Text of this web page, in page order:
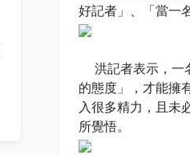
好記者」、「當一
洪記者表示，一
的態度」，才能擁
入很多精力，且未
所覺悟。